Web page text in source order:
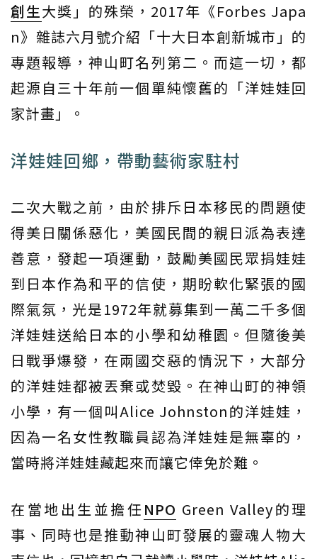
創生大獎」的殊榮，2017年《Forbes Japa
n》雜誌六月號介紹「十大日本創新城市」的
專題報導，神山町名列第二。而這一切，都
起源自三十年前一個單純懷舊的「洋娃娃回
家計畫」。
洋娃娃回鄉，帶動藝術家駐村
二次大戰之前，由於排斥日本移民的問題使
得美日關係惡化，美國民間的親日派為表達
善意，發起一項運動，鼓勵美國民眾捐娃娃
到日本作為和平的信使，期盼軟化緊張的國
際氣氛，光是1972年就募集到一萬二千多個
洋娃娃送給日本的小學和幼稚園。但隨後美
日戰爭爆發，在兩國交惡的情況下，大部分
的洋娃娃都被丟棄或焚毀。在神山町的神領
小學，有一個叫Alice Johnston的洋娃娃，
因為一名女性教職員認為洋娃娃是無辜的，
當時將洋娃娃藏起來而讓它倖免於難。
在當地出生並擔任NPO Green Valley的理
事、同時也是推動神山町發展的靈魂人物大